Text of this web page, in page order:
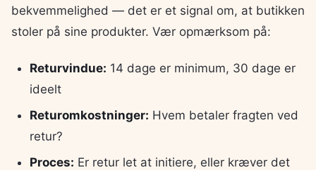
bekvemmelighed — det er et signal om, at butikken
stoler på sine produkter. Vær opmærksom på:
Returvindue: 14 dage er minimum, 30 dage er
ideelt
Returomkostninger: Hvem betaler fragten ved
retur?
Proces: Er retur let at initiere, eller kræver det